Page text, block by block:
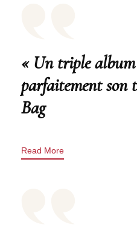
« Un triple
parfaitement son
Bag
Read More